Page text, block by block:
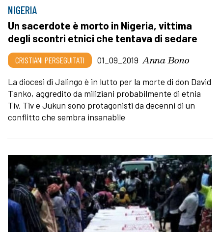
NIGERIA
Un sacerdote è morto in Nigeria, vittima
degli scontri etnici che tentava di sedare
CRISTIANI PERSEGUITATI 01_09_2019 Anna Bono
La diocesi di Jalingo è in lutto per la morte di don David
Tanko, aggredito da miliziani probabilmente di etnia
Tiv. Tiv e Jukun sono protagonisti da decenni di un
conflitto che sembra insanabile